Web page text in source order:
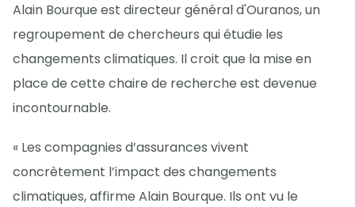
Alain Bourque est directeur général d'Ouranos, un
regroupement de chercheurs qui étudie les
changements climatiques. Il croit que la mise en
place de cette chaire de recherche est devenue
incontournable.
« Les compagnies d’assurances vivent
concrètement l’impact des changements
climatiques, affirme Alain Bourque. Ils ont vu le